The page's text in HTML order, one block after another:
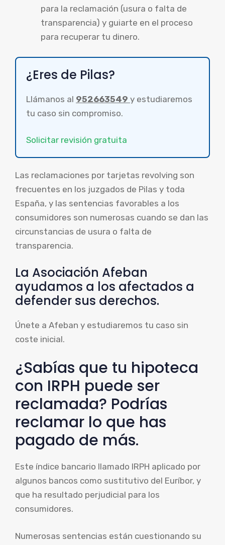
para la reclamación (usura o falta de
transparencia) y guiarte en el proceso
para recuperar tu dinero.
¿Eres de Pilas?
Llámanos al 952663549 y estudiaremos
tu caso sin compromiso.
Solicitar revisión gratuita
Las reclamaciones por tarjetas revolving son
frecuentes en los juzgados de Pilas y toda
España, y las sentencias favorables a los
consumidores son numerosas cuando se dan las
circunstancias de usura o falta de
transparencia.
La Asociación Afeban
ayudamos a los afectados a
defender sus derechos.
Únete a Afeban y estudiaremos tu caso sin
coste inicial.
¿Sabías que tu hipoteca
con IRPH puede ser
reclamada? Podrías
reclamar lo que has
pagado de más.
Este índice bancario llamado IRPH aplicado por
algunos bancos como sustitutivo del Euríbor, y
que ha resultado perjudicial para los
consumidores.
Numerosas sentencias están cuestionando su